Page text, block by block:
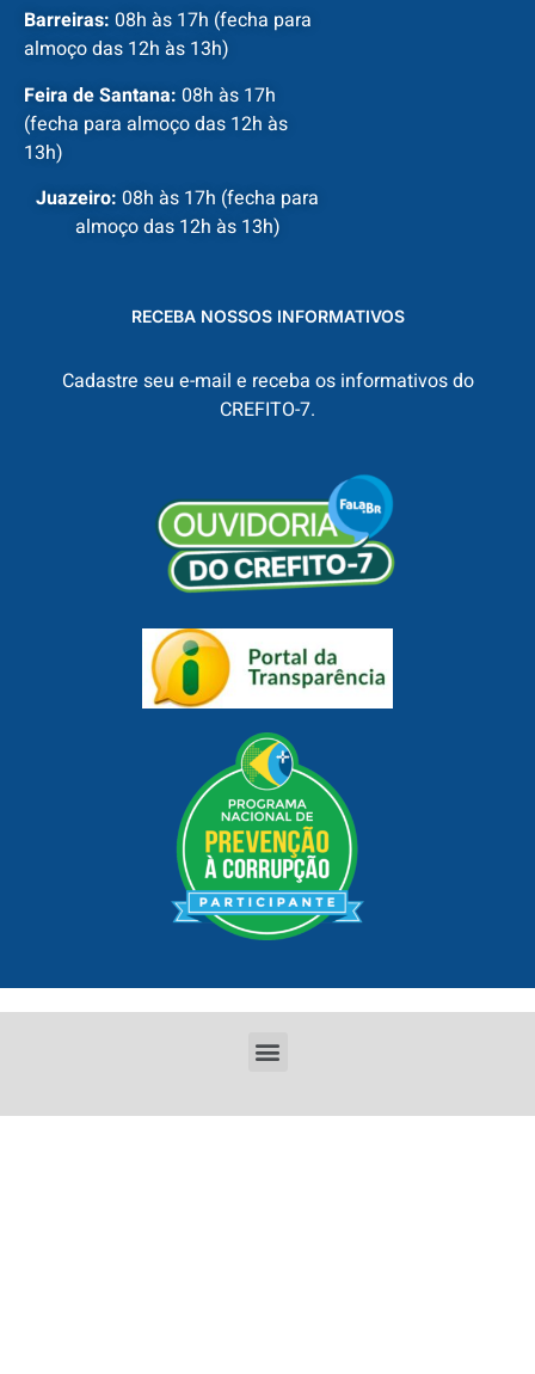
Barreiras: 08h às 17h (fecha para
almoço das 12h às 13h)
Feira de Santana: 08h às 17h
(fecha para almoço das 12h às
13h)
Juazeiro: 08h às 17h (fecha para
almoço das 12h às 13h)
RECEBA NOSSOS INFORMATIVOS
Cadastre seu e-mail e receba os informativos do
CREFITO-7.